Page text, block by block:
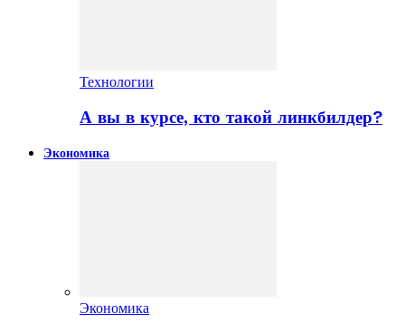
Технологии
А вы в курсе, кто такой линкбилдер?
Экономика
Экономика